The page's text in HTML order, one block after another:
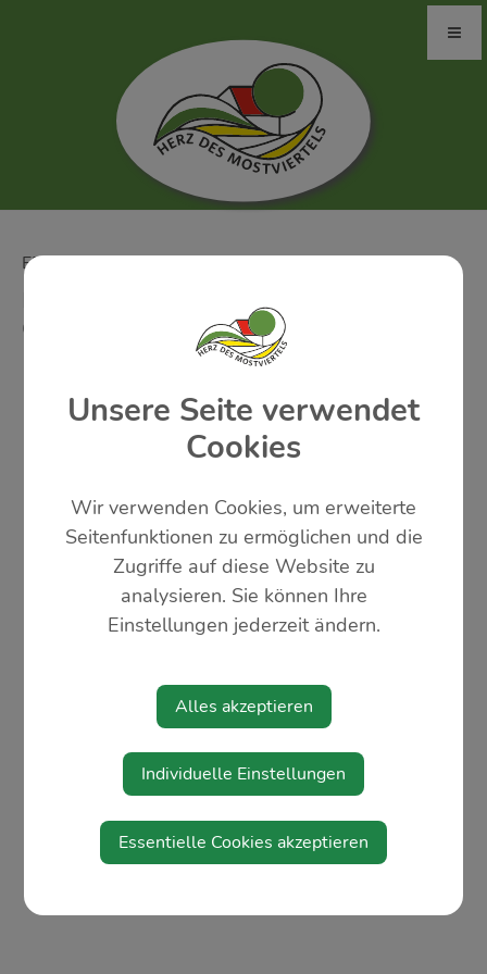
ERTL: FREITAG, 18. SEPTEMBER 2026
KABARETTABEND "DIE VIERKANTER"
GLANZSTÜCKE
Unsere Seite verwendet
Cookies
Wir verwenden Cookies, um erweiterte
Seitenfunktionen zu ermöglichen und die
Zugriffe auf diese Website zu
analysieren. Sie können Ihre
Einstellungen jederzeit ändern.
Alles akzeptieren
Individuelle Einstellungen
Essentielle Cookies akzeptieren